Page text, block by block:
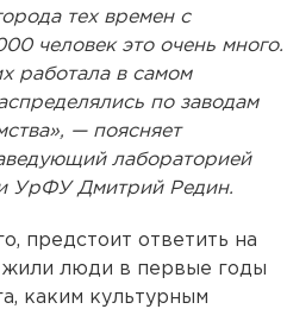
тех времен с
человек это очень много.
работала в самом
по заводам
— поясняет
лабораторией
УрФУ Дмитрий Редин.
предстоит ответить на
люди в первые годы
каким культурным